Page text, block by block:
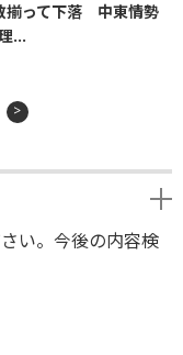
揃って下落 中東情勢
...
い。今後の内容検